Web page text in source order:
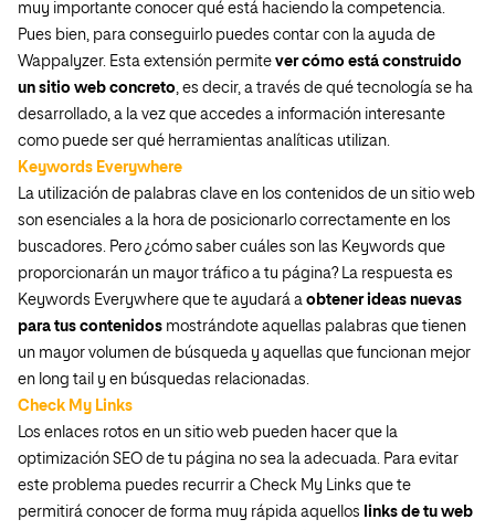
muy importante conocer qué está haciendo la competencia.
Pues bien, para conseguirlo puedes contar con la ayuda de
Wappalyzer. Esta extensión permite ver cómo está construido
un sitio web concreto, es decir, a través de qué tecnología se ha
desarrollado, a la vez que accedes a información interesante
como puede ser qué herramientas analíticas utilizan.
Keywords Everywhere
La utilización de palabras clave en los contenidos de un sitio web
son esenciales a la hora de posicionarlo correctamente en los
buscadores. Pero ¿cómo saber cuáles son las Keywords que
proporcionarán un mayor tráfico a tu página? La respuesta es
Keywords Everywhere que te ayudará a obtener ideas nuevas
para tus contenidos mostrándote aquellas palabras que tienen
un mayor volumen de búsqueda y aquellas que funcionan mejor
en long tail y en búsquedas relacionadas.
Check My Links
Los enlaces rotos en un sitio web pueden hacer que la
optimización SEO de tu página no sea la adecuada. Para evitar
este problema puedes recurrir a Check My Links que te
permitirá conocer de forma muy rápida aquellos
links de tu web